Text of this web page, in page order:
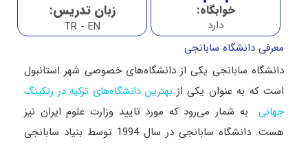
خوابگاه:
دارد
زبان تدریس:
TR - EN
معرفی دانشگاه سابانجی
دانشگاه سابانجی یکی از دانشگاه‌های خصوصی شهر استانبول
است که به عنوان یکی از بهترین دانشگاه‌های ترکیه در رنکینگ
جهانی به شمار می‌رود که مورد تایید وزارت علوم ایران نیز
هست. دانشگاه سابانجی در سال 1994 توسط بنیاد سابانجی